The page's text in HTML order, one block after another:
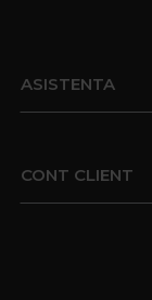
ASISTENTA
CONT CLIENT